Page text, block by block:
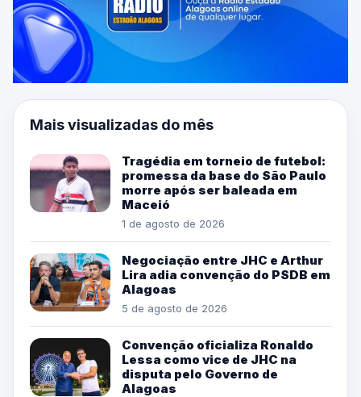
Mais visualizadas do mês
Tragédia em torneio de futebol:
promessa da base do São Paulo
morre após ser baleada em
Maceió
1 de agosto de 2026
Negociação entre JHC e Arthur
Lira adia convenção do PSDB em
Alagoas
5 de agosto de 2026
Convenção oficializa Ronaldo
Lessa como vice de JHC na
disputa pelo Governo de
Alagoas